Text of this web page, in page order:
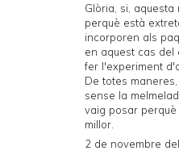
Glòria, si,
perquè està
incorporen als
en aquest cas del
fer l'experiment
De totes
sense la
vaig posar
millor.
2 de novembre